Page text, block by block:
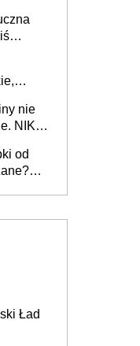
nie
NIK
od
Ład